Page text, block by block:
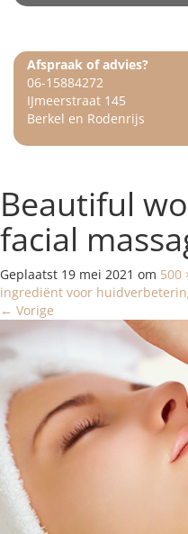
Afspraak of advies?
06-15884272
IJmeerstraat 145
Berkel en Rodenrijs
Beautiful
facial
Geplaatst 19 mei 2021 om 500
ingrediënt voor
← Vorige